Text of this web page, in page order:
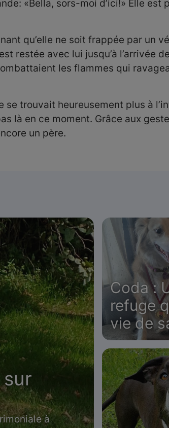
«Bella, sors-moi d’ici!» Elle est
qu’elle ne soit frappée par un
restée avec lui jusqu’à l’arrivée
les flammes qui
trouvait heureusement plus à
là en ce moment. Grâce aux
un père.
à
Coda :
refuge
vie de